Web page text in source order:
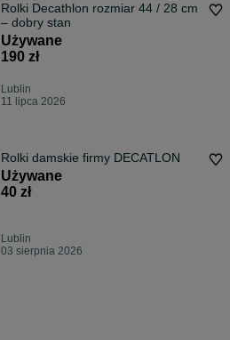
Rolki Decathlon rozmiar 44 / 28 cm
– dobry stan
Używane
190 zł
Lublin
11 lipca 2026
Rolki damskie firmy DECATLON
Używane
40 zł
Lublin
03 sierpnia 2026